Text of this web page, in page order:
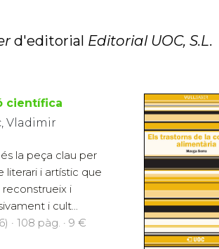
d'editorial Editorial UOC, S.L.
científica
Vladimir
la peça clau per
literari i artístic que
i
i cult...
· 108 pàg. · 9 €